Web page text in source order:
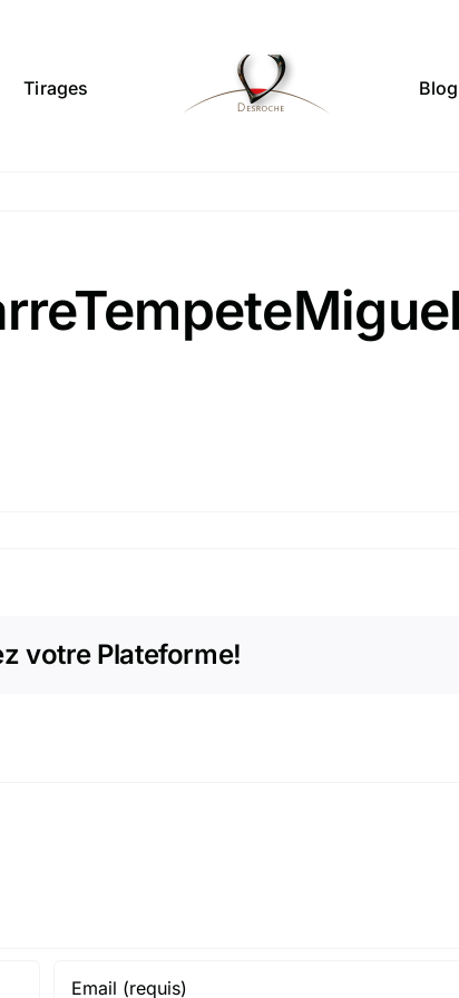
Tirages Blog
votre Plateforme!